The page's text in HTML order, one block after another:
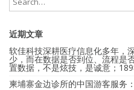
近期文章
软佳科技深耕医疗信息化多年，
少，而在数据是否到位、流程是
置数据，不是炫技，是诚意；
柬埔寨金边诊所的中国游客服务